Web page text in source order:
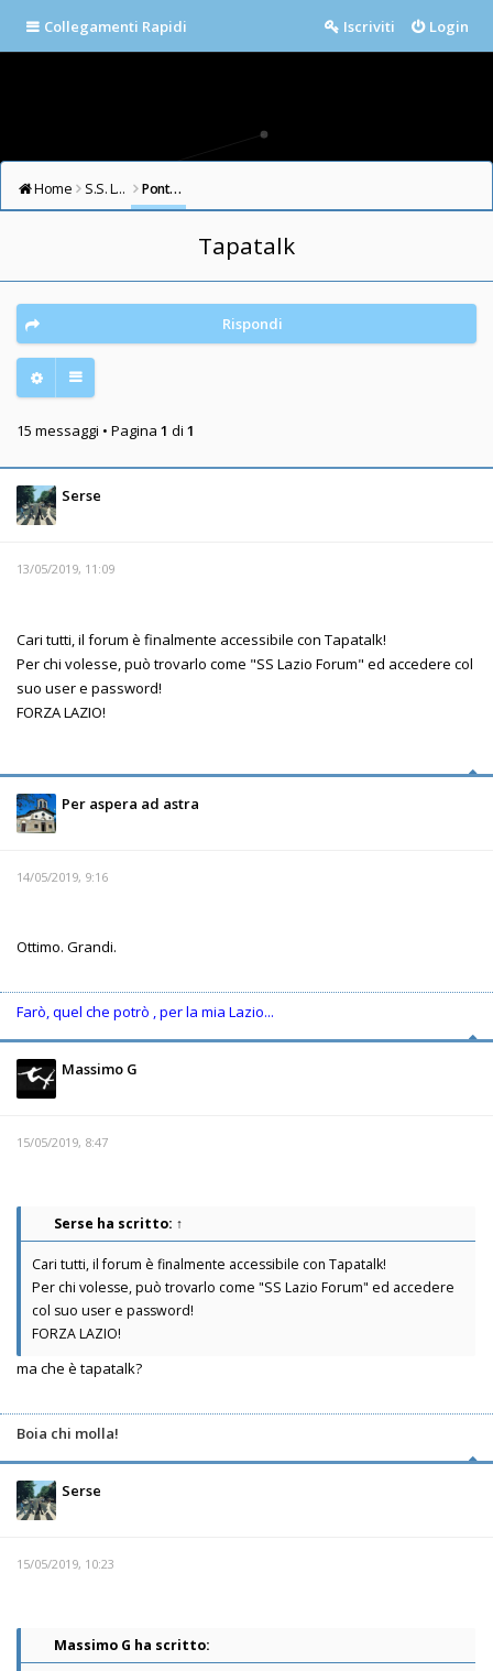
Collegamenti Rapidi Login
Iscriviti
Home S.S. LAZIO FORUM Ponte Milvio
Tapatalk
Rispondi
15 messaggi • Pagina 1 di 1
Serse
13/05/2019, 11:09
Cari tutti, il forum è finalmente accessibile con Tapatalk!
Per chi volesse, può trovarlo come "SS Lazio Forum" ed accedere col
suo user e password!
FORZA LAZIO!
Per aspera ad astra
14/05/2019, 9:16
Ottimo. Grandi.
Farò, quel che potrò , per la mia Lazio...
Massimo G
15/05/2019, 8:47
Serse ha scritto: ↑
Cari tutti, il forum è finalmente accessibile con Tapatalk!
Per chi volesse, può trovarlo come "SS Lazio Forum" ed accedere
col suo user e password!
FORZA LAZIO!
ma che è tapatalk?
Boia chi molla!
Serse
15/05/2019, 10:23
Massimo G ha scritto: